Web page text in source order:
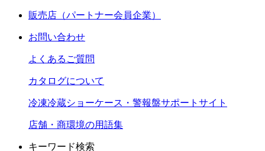
販売店（パートナー会員企業）
お問い合わせ
よくあるご質問
カタログについて
冷凍冷蔵ショーケース・警報盤サポートサイト
店舗・商環境の用語集
キーワード検索